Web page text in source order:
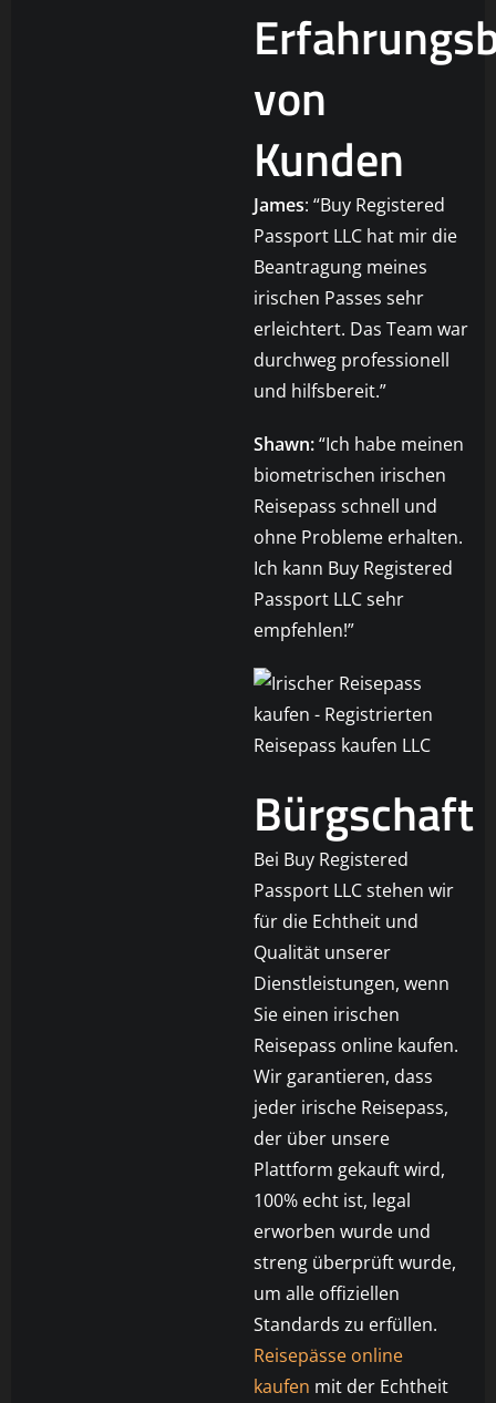
von
Kunden
James: “Buy Registered
Passport LLC hat mir die
Beantragung meines
irischen Passes sehr
erleichtert. Das Team war
durchweg professionell
und hilfsbereit.”
Shawn:“Ich habe meinen
biometrischen irischen
Reisepass schnell und
ohne Probleme erhalten.
Ich kann Buy Registered
Passport LLC sehr
empfehlen!”
Bürgschaft
Bei Buy Registered
Passport LLC stehen wir
für die Echtheit und
Qualität unserer
Dienstleistungen, wenn
Sie einen irischen
Reisepass online kaufen.
Wir garantieren, dass
jeder irische Reisepass,
der über unsere
Plattform gekauft wird,
100% echt ist, legal
erworben wurde und
streng überprüft wurde,
um alle offiziellen
Standards zu erfüllen.
Reisepässe online
kaufen mit der Echtheit